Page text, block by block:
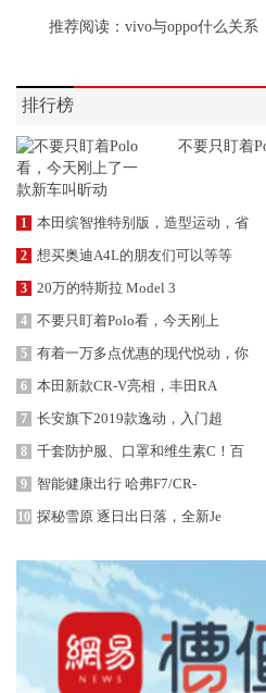
推荐阅读： vivo与oppo什么关系
排行榜
不要只盯着
1 本田缤智推特别版，造型运动，省
2 想买奥迪A4L的朋友们可以等等
3 20万的特斯拉 Model 3
4 不要只盯着Polo看，今天刚上
5 有着一万多点优惠的现代悦动，你
6 本田新款CR-V亮相，丰田RA
7 长安旗下2019款逸动，入门超
8 千套防护服、口罩和维生素C！百
9 智能健康出行 哈弗F7/CR-
10 探秘雪原 逐日出日落，全新Je